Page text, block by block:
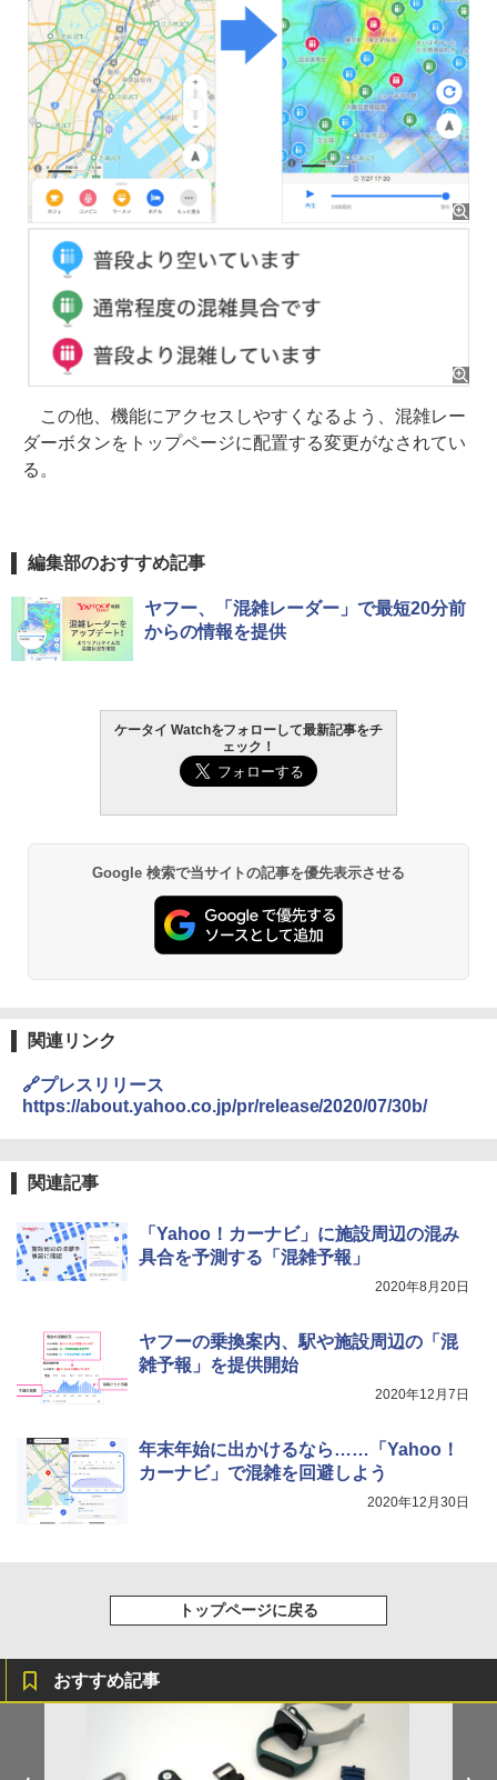
この他、機能にアクセスしやすくなるよう、混雑レー
ダーボタンをトップページに配置する変更がなされてい
る。
編集部のおすすめ記事
ヤフー、「混雑レーダー」で最短20分前
からの情報を提供
ケータイ Watchをフォローして最新記事をチ
ェック！
Google 検索で当サイトの記事を優先表示させる
関連リンク
🔗プレスリリース
https://about.yahoo.co.jp/pr/release/2020/07/30b/
関連記事
「Yahoo！カーナビ」に施設周辺の混み
具合を予測する「混雑予報」
2020年8月20日
ヤフーの乗換案内、駅や施設周辺の「混
雑予報」を提供開始
2020年12月7日
年末年始に出かけるなら……「Yahoo！
カーナビ」で混雑を回避しよう
2020年12月30日
トップページに戻る
おすすめ記事